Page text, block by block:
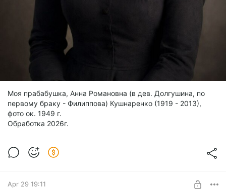
центральное банковское учреждение СССР, московский
https://old.bigenc.ru/domestic_history/text/2373214
Наркомздрав СССР 4 чел.- Наркомздрав СССР
войны отвечал, в частности, за систему эвакогоспиталей и
медобслуживание эвакуированных предприятий.
Моя прабабушка, Анна Романовна (в дев. Долгушина, по
первому браку - Филиппова) Кушнаренко (1919 - 2013),
фото ок. 1949 г.
Обработка 2026г.
Apr 29 19:11